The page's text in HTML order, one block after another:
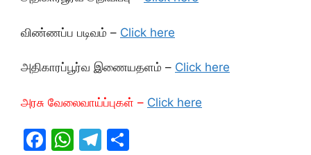
விண்ணப்ப படிவம் – Click here
அதிகாரப்பூர்வ இணையதளம் – Click here
அரசு வேலைவாய்ப்புகள் – Click here
F
W T